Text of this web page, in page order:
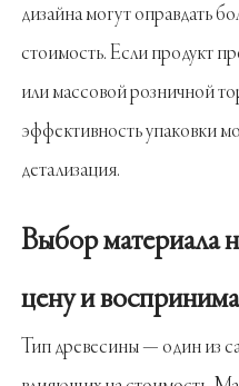
дизайна могут оправдать
стоимость. Если продукт
или массовой розничной
эффективность упаковки
детализация.
Выбор материала
цену и
Тип древесины — один из